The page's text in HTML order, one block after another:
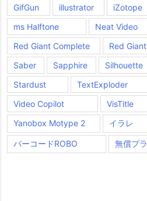
GifGun
illustrator iZotope
ms Halftone
Neat Video
Red Giant Complete
Red
Saber
Sapphire Silhouette
Stardust
TextExploder
Video Copilot
VisTitle
Yanobox Motype 2
イラレ
バーコードROBO 無償プ